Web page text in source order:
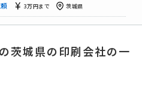
3万円まで 茨城県
業者限定】冊子印刷の見積もり依頼
の画像が多め】冊子印刷の見積もり依頼
茨城県の印刷会社の一